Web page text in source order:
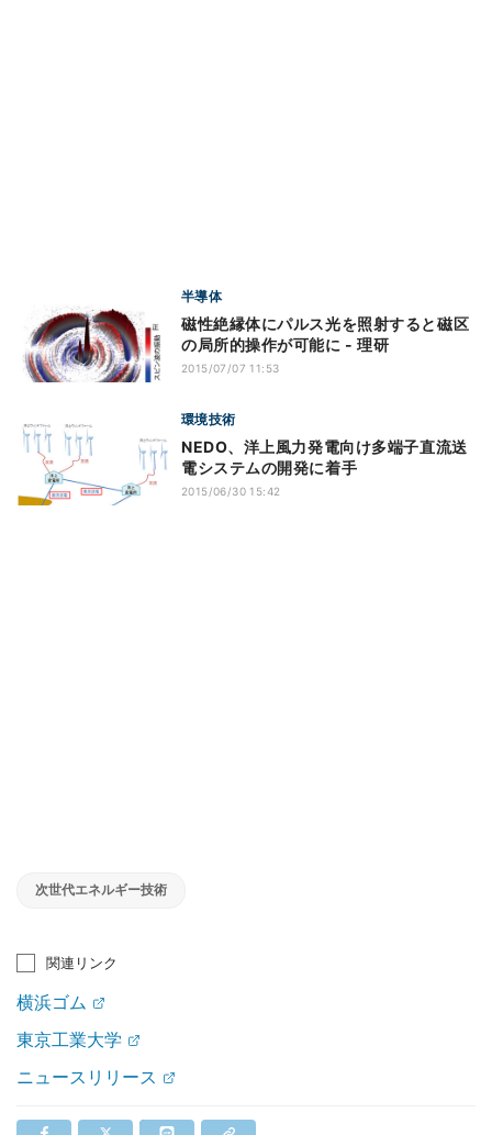
半導体
磁性絶縁体にパルス光を照射すると磁区
の局所的操作が可能に - 理研
2015/07/07 11:53
環境技術
NEDO、洋上風力発電向け多端子直流送
電システムの開発に着手
2015/06/30 15:42
次世代エネルギー技術
関連リンク
横浜ゴム
東京工業大学
ニュースリリース